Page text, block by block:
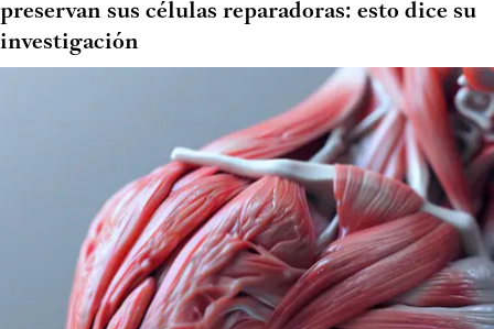
preservan sus células reparadoras: esto dice su
investigación